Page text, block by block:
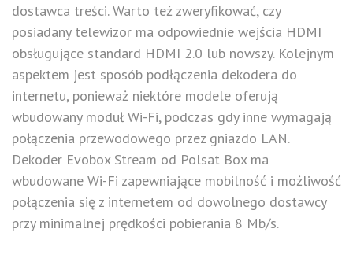
dostawca treści. Warto też zweryfikować, czy
posiadany telewizor ma odpowiednie wejścia HDMI
obsługujące standard HDMI 2.0 lub nowszy. Kolejnym
aspektem jest sposób podłączenia dekodera do
internetu, ponieważ niektóre modele oferują
wbudowany moduł Wi-Fi, podczas gdy inne wymagają
połączenia przewodowego przez gniazdo LAN.
Dekoder Evobox Stream od Polsat Box ma
wbudowane Wi-Fi zapewniające mobilność i możliwość
połączenia się z internetem od dowolnego dostawcy
przy minimalnej prędkości pobierania 8 Mb/s.